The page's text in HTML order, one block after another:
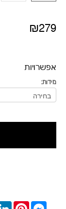
₪279
אפשרויות
מידות:
Pinterest
Messenger